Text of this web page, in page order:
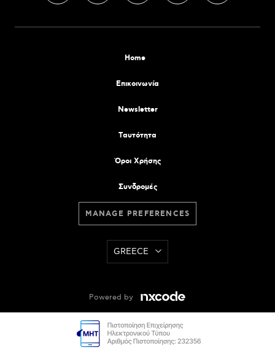
Home
Επικοινωνία
Newsletter
Tαυτότητα
Όροι Χρήσης
Συνδρομές
MANAGE PREFERENCES
GREECE
Powered by